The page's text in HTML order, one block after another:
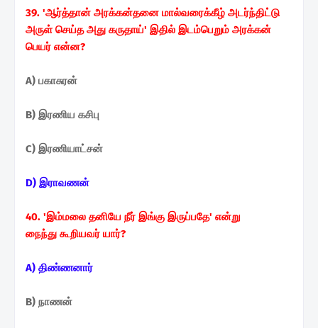
39. 'ஆர்த்தான் அரக்கன்தனை மால்வரைக்கீழ் அடர்ந்திட்டு
அருள் செய்த அது கருதாய்' இதில் இடம்பெறும் அரக்கன்
பெயர் என்ன?
A) பகாசுரன்
B) இரணிய கசிபு
C) இரணியாட்சன்
D) இராவணன்
40. 'இம்மலை தனியே நீர் இங்கு இருப்பதே' என்று
நைந்து கூறியவர் யார்?
A) திண்ணனார்
B) நாணன்